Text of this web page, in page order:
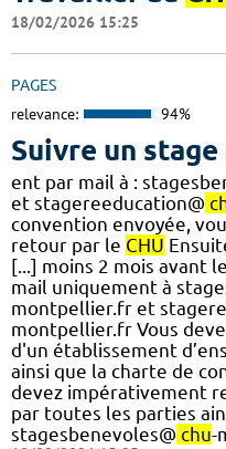
18/02/2026 15:25
PAGES
relevance: 94%
Suivre un stage
ent par mail à :
et stagereeducation@
convention envoyée,
retour par le CHU
[...] moins 2 mois avant
mail uniquement à
montpellier.fr et
montpellier.fr Vous
d'un établissement
ainsi que la charte de
devez impérativement
par toutes les parties
stagesbenevoles@ chu-